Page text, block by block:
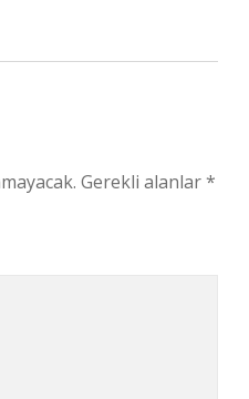
Gerekli alanlar*